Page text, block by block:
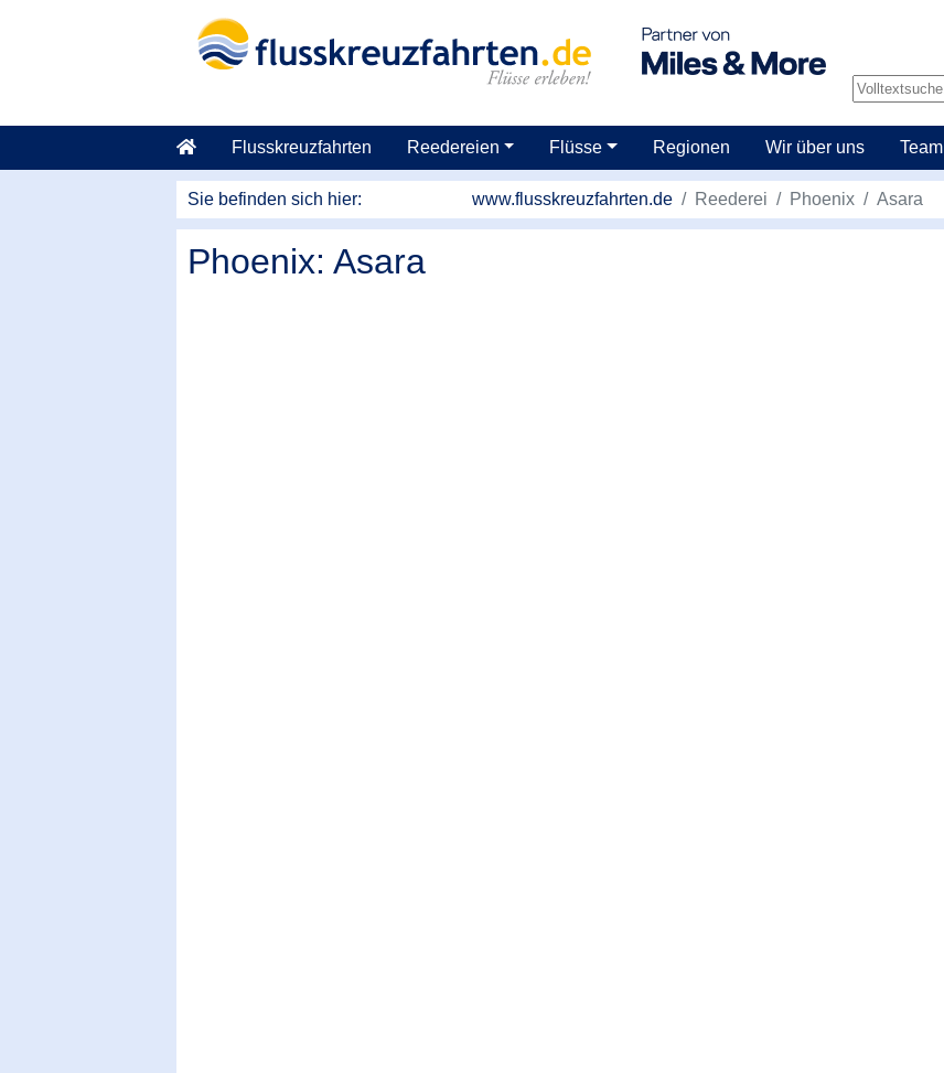
Flusskreuzfahrten Reedereien Flüsse Regionen Wir über uns Team
Sie befinden sich hier: www.flusskreuzfahrten.de Reederei Phoenix Asara
Phoenix: Asara